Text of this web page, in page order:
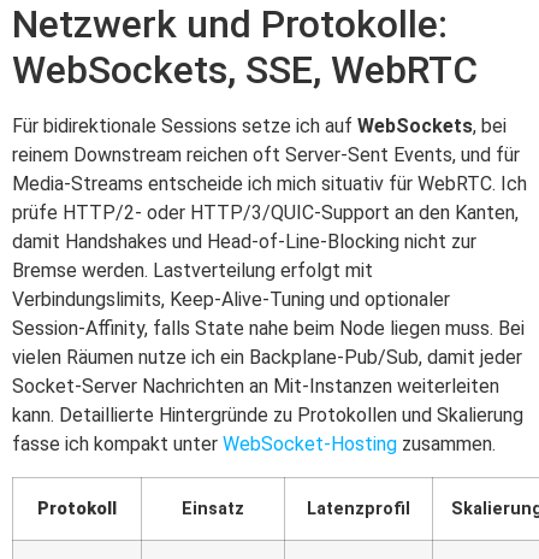
Netzwerk und Protokolle:
WebSockets, SSE, WebRTC
Für bidirektionale Sessions setze ich auf WebSockets, bei
reinem Downstream reichen oft Server-Sent Events, und für
Media-Streams entscheide ich mich situativ für WebRTC. Ich
prüfe HTTP/2- oder HTTP/3/QUIC-Support an den Kanten,
damit Handshakes und Head-of-Line-Blocking nicht zur
Bremse werden. Lastverteilung erfolgt mit
Verbindungslimits, Keep-Alive-Tuning und optionaler
Session-Affinity, falls State nahe beim Node liegen muss. Bei
vielen Räumen nutze ich ein Backplane-Pub/Sub, damit jeder
Socket-Server Nachrichten an Mit-Instanzen weiterleiten
kann. Detaillierte Hintergründe zu Protokollen und Skalierung
fasse ich kompakt unter WebSocket-Hosting zusammen.
Protokoll Einsatz Latenzprofil